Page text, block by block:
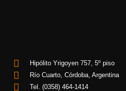
Hipólito Yrigoyen 757, 5º piso
Río Cuarto, Córdoba, Argentina
Tel. (0358) 464-1414